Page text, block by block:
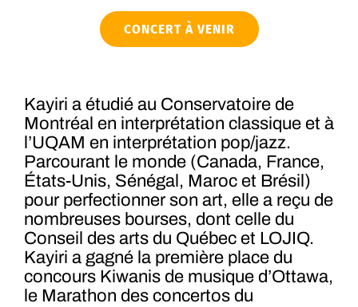
CONCERT À VENIR
Kayiri a étudié au Conservatoire de
Montréal en interprétation classique et à
l’UQAM en interprétation pop/jazz.
Parcourant le monde (Canada, France,
États-Unis, Sénégal, Maroc et Brésil)
pour perfectionner son art, elle a reçu de
nombreuses bourses, dont celle du
Conseil des arts du Québec et LOJIQ.
Kayiri a gagné la première place du
concours Kiwanis de musique d’Ottawa,
le Marathon des concertos du